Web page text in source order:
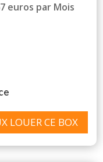
euros par Mois
LOUER CE BOX